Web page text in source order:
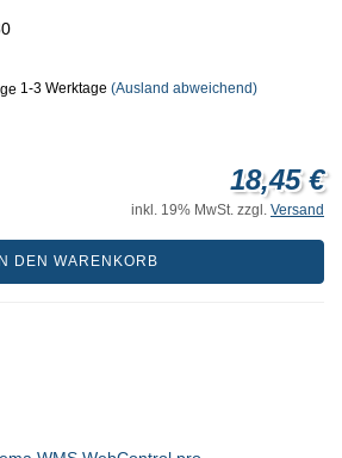
1-3 Werktage (Ausland abweichend)
18,45 €
inkl. 19% MwSt. zzgl. Versand
DEN WARENKORB